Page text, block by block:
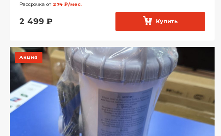
Рассрочка от 274 ₽/мес.
2 499 ₽ Купить
Акция